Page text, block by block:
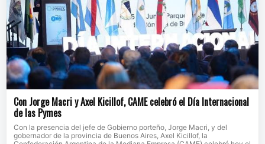
Con Jorge Macri y Axel Kicillof, CAME celebró el Día Internacional
de las Pymes
Con la presencia del jefe de Gobierno porteño, Jorge Macri, y del
gobernador de la provincia de Buenos Aires, Axel Kicillof, la